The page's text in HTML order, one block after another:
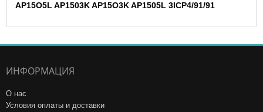
AP15O5L AP1503K AP15O3K AP1505L 3ICP4/91/91
ИНФОРМАЦИЯ
О нас
Условия оплаты и доставки